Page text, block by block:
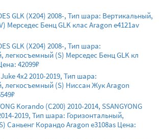
GLK (X204) 2008-, Тип шара: Вертикальный,
Мерседес Бенц GLK клас Aragon e4121av
GLK (X204) 2008-, Тип шара:
легкосъемный (S) Мерседес Бенц GLK кл
42099₽
4x2 2010-2019, Тип шара:
легкосъемный (S) Ниссан Жук Aragon
Korando (C200) 2010-2014, SSANGYONG
2019, Тип шара: Горизонтальный,
Саньенг Корандо Aragon e3108as Цена: